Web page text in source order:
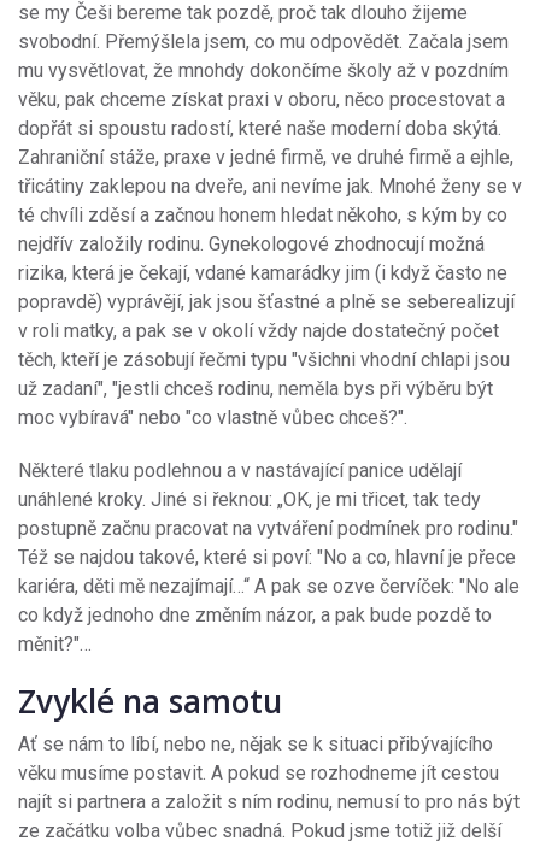
se my Češi bereme tak pozdě, proč tak dlouho žijeme
svobodní. Přemýšlela jsem, co mu odpovědět. Začala jsem
mu vysvětlovat, že mnohdy dokončíme školy až v pozdním
věku, pak chceme získat praxi v oboru, něco procestovat a
dopřát si spoustu radostí, které naše moderní doba skýtá.
Zahraniční stáže, praxe v jedné firmě, ve druhé firmě a ejhle,
třicátiny zaklepou na dveře, ani nevíme jak. Mnohé ženy se v
té chvíli zděsí a začnou honem hledat někoho, s kým by co
nejdřív založily rodinu. Gynekologové zhodnocují možná
rizika, která je čekají, vdané kamarádky jim (i když často ne
popravdě) vyprávějí, jak jsou šťastné a plně se seberealizují
v roli matky, a pak se v okolí vždy najde dostatečný počet
těch, kteří je zásobují řečmi typu "všichni vhodní chlapi jsou
už zadaní", "jestli chceš rodinu, neměla bys při výběru být
moc vybíravá" nebo "co vlastně vůbec chceš?".
Některé tlaku podlehnou a v nastávající panice udělají
unáhlené kroky. Jiné si řeknou: „OK, je mi třicet, tak tedy
postupně začnu pracovat na vytváření podmínek pro rodinu."
Též se najdou takové, které si poví: "No a co, hlavní je přece
kariéra, děti mě nezajímají…“ A pak se ozve červíček: "No ale
co když jednoho dne změním názor, a pak bude pozdě to
měnit?"…
Zvyklé na samotu
Ať se nám to líbí, nebo ne, nějak se k situaci přibývajícího
věku musíme postavit. A pokud se rozhodneme jít cestou
najít si partnera a založit s ním rodinu, nemusí to pro nás být
ze začátku volba vůbec snadná. Pokud jsme totiž již delší